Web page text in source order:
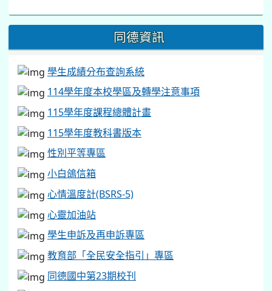
同德資訊
學生成績分布查詢系統
114學年度本校學區及轉學注意事項
115學年度課程總體計畫
115學年度教科書版本
性別平等專區
小白鴿信箱
心情溫度計(BSRS-5)
心靈加油站
學生申訴及再申訴專區
教育部「全民安全指引」專區
同德國中第23期校刊